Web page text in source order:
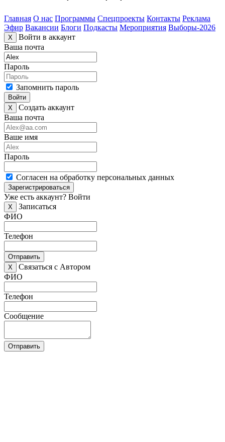
Главная О нас Программы Спецпроекты Контакты Реклама
Эфир Вакансии Блоги Подкасты Мероприятия Выборы-2026
X
Войти в аккаунт
Ваша почта
Пароль
Запомнить пароль
Войти
X
Создать аккаунт
Ваша почта
Ваше имя
Пароль
Согласен на обработку персональных данных
Зарегистрироваться
Уже есть аккаунт? Войти
X
Записаться
ФИО
Телефон
Отправить
X
Связаться с Автором
ФИО
Телефон
Сообщение
Отправить